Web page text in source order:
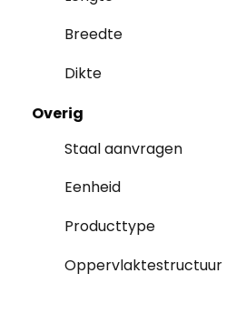
Breedte
Dikte
Overig
Staal aanvragen
Eenheid
Producttype
Oppervlaktestructuur